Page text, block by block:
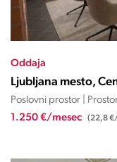
Oddaja
Ljubljana mesto,
Poslovni prostor |
1.250 €/mesec (22,8